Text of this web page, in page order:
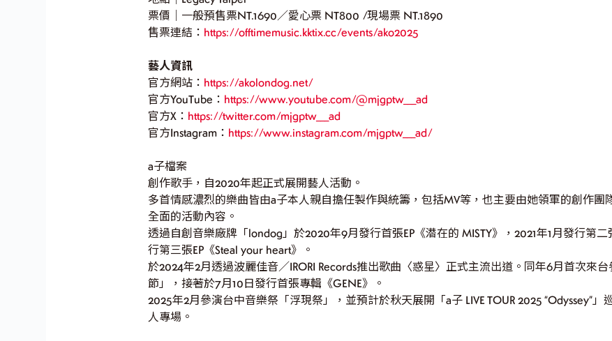
票價｜一般預售票NT.1690／愛心票 NT800 /現場票 NT.1890
售票連結： https://offtimemusic.kktix.cc/events/ako2025
藝人資訊
官方網站： https://akolondog.net/
官方YouTube： https://www.youtube.com/@mjgptw___ad
官方X： https://twitter.com/mjgptw___ad
官方Instagram： https://www.instagram.com/mjgptw___ad/
a子檔案
創作歌手，自2020年起正式展開藝人活動。
多首情感濃烈的樂曲皆由a子本人親自擔任製作與統籌，包括MV等，也主要由她領軍的創作
全面的活動內容。
透過自創音樂廠牌「londog」於2020年9月發行首張EP《潜在的 MISTY》，2021年1月發行第二
行第三張EP《Steal your heart》。
於2024年2月透過波麗佳音／IRORI Records推出歌曲〈惑星〉正式主流出道。同年6月首次來
節」，接著於7月10日發行首張專輯《GENE》。
2025年2月參演台中音樂祭「浮現祭」，並預計於秋天展開「a子 LIVE TOUR 2025 “Odyssey”
人專場。